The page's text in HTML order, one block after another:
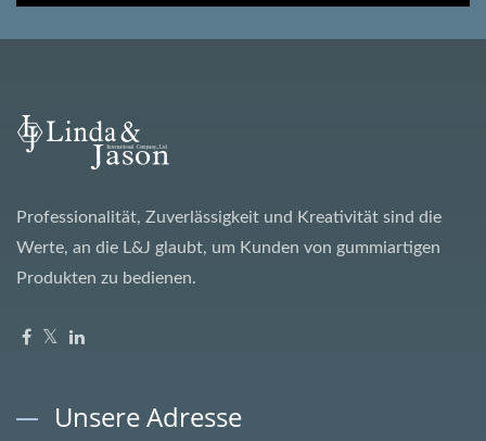
Professionalität, Zuverlässigkeit und Kreativität sind die
Werte, an die L&J glaubt, um Kunden von gummiartigen
Produkten zu bedienen.
Unsere Adresse